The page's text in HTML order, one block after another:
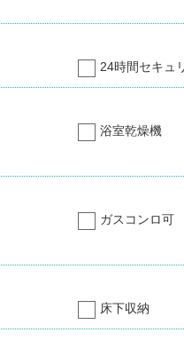
24時間セキュ
浴室乾燥機
ガスコンロ可
床下収納